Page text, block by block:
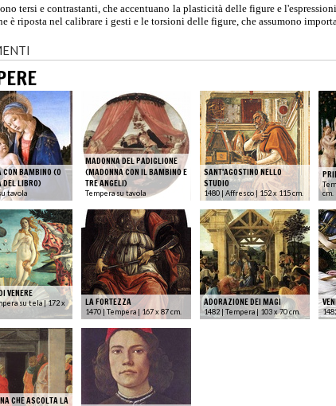
tersi e contrastanti, che accentuano la plasticità delle figure e
è riposta nel calibrare i gesti e le torsioni delle figure, che assumono
CON BAMBINO (O
DEL LIBRO)
tavola
MADONNA DEL PADIGLIONE
(MADONNA CON IL BAMBINO E
TRE ANGELI)
Tempera su tavola
SANT'AGOSTINO NELLO
STUDIO
1480 | Affresco | 152 x 115 cm.
cm.
VENERE
su tela | 172 x
LA FORTEZZA
1470 | Tempera | 167 x 87 cm.
ADORAZIONE DEI MAGI
1482 | Tempera | 103 x 70 cm.
CHE ASCOLTA LA